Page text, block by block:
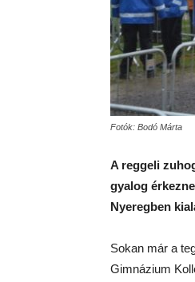
Fotók: Bodó Márta
A reggeli
gyalog
Nyeregben
Sokan már a
Gimnázium